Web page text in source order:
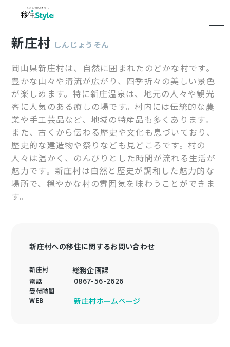
新庄村 しんじょうそん
岡山県新庄村は、自然に囲まれたのどかな村です。
豊かな山々や清流が広がり、四季折々の美しい景色
が楽しめます。特に新庄温泉は、地元の人々や観光
客に人気のある癒しの場です。村内には伝統的な農
業や手工芸品など、地域の特産品も多くあります。
また、古くから伝わる歴史や文化も息づいており、
歴史的な建造物や祭りなども見どころです。村の
人々は温かく、のんびりとした時間が流れる生活が
魅力です。新庄村は自然と歴史が調和した魅力的な
場所で、穏やかな村の雰囲気を味わうことができま
す。
新庄村への移住に関するお問い合わせ
新庄村 総務企画課
電話 0867-56-2626
受付時間
WEB
新庄村ホームページ